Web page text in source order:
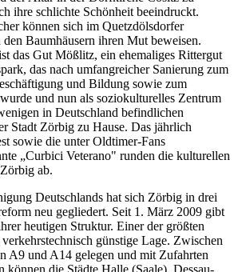
ihre schlichte Schönheit beeindruckt.
können sich im Quetzdölsdorfer
Baumhäusern ihren Mut beweisen.
das Gut Mößlitz, ein ehemaliges Rittergut
das nach umfangreicher Sanierung zum
und Bildung sowie zum
und nun als soziokulturelles Zentrum
in Deutschland befindlichen
Stadt Zörbig zu Hause. Das jährlich
sowie die unter Oldtimer-Fans
„Curbici Veterano" runden die kulturellen
ab.
Deutschlands hat sich Zörbig in drei
neu gegliedert. Seit 1. März 2009 gibt
heutigen Struktur. Einer der größten
günstige Lage. Zwischen
A9 und A14 gelegen und mit Zufahrten
können die Städte Halle (Saale), Dessau-